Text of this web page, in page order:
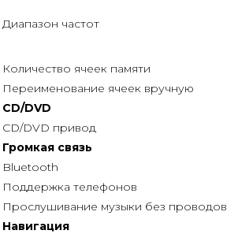
Диапазон частот
Количество ячеек памяти
Переименование ячеек вручную
CD/DVD
CD/DVD привод
Громкая связь
Bluetooth
Поддержка телефонов
Прослушивание музыки без проводов
Навигация